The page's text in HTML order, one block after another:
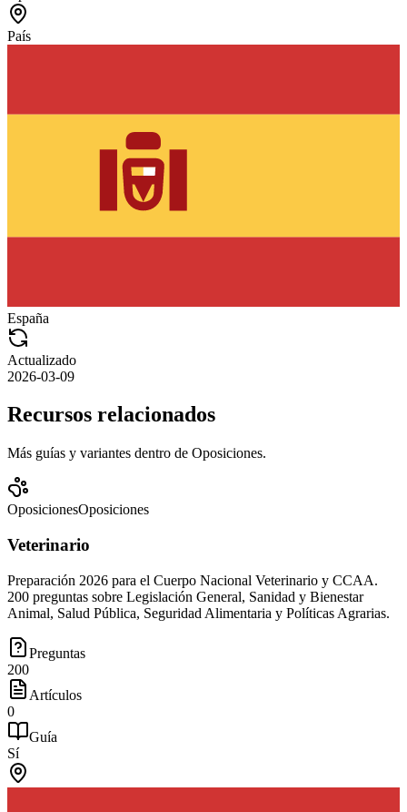
País
España
Actualizado
2026-03-09
Recursos relacionados
Más guías y variantes dentro de Oposiciones.
OposicionesOposiciones
Veterinario
Preparación 2026 para el Cuerpo Nacional Veterinario y CCAA.
200 preguntas sobre Legislación General, Sanidad y Bienestar
Animal, Salud Pública, Seguridad Alimentaria y Políticas Agrarias.
Preguntas
200
Artículos
0
Guía
Sí